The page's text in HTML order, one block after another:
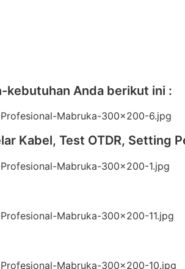
kebutuhan Anda berikut ini :
Kabel, Test OTDR, Setting